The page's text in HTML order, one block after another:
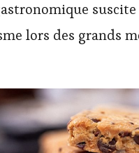
suscite
lors des grands